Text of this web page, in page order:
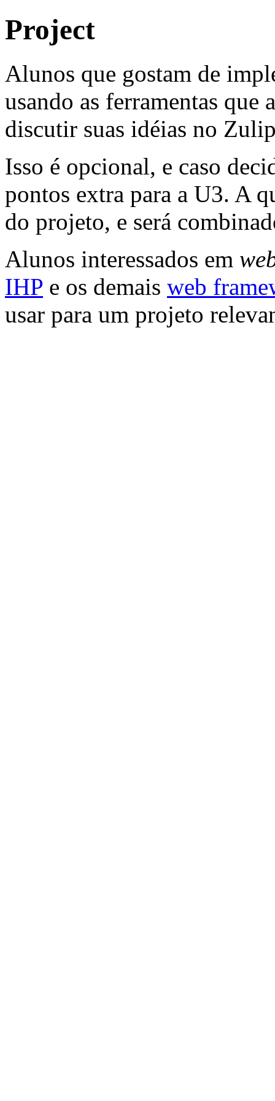
Project
Alunos que gostam de
usando as ferramentas
discutir suas idéias no
Isso é opcional, e caso
pontos extra para a U3. A
do projeto, e será
Alunos interessados em
IHP e os demais web
usar para um projeto